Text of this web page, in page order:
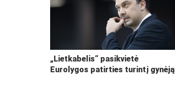
„Lietkabelis“ pasikvietė
Eurolygos patirties turintį gynėją